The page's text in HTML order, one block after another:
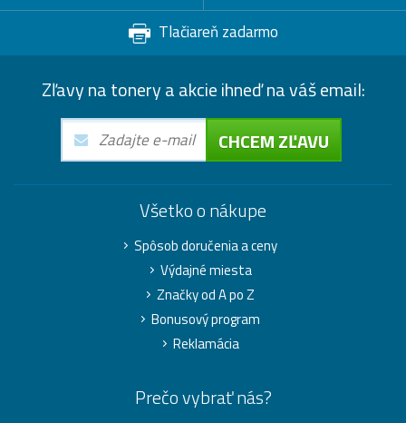
Tlačiareň zadarmo
Zľavy na tonery a akcie ihneď na váš email:
CHCEM ZĽAVU
Všetko o nákupe
Spôsob doručenia a ceny
Výdajné miesta
Značky od A po Z
Bonusový program
Reklamácia
Prečo vybrať nás?